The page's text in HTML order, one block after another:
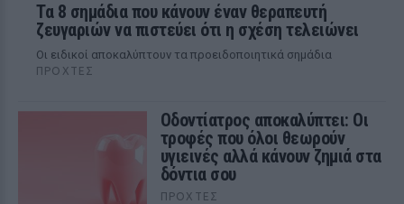
Τα 8 σημάδια που κάνουν έναν θεραπευτή
ζευγαριών να πιστεύει ότι η σχέση τελειώνει
Οι ειδικοί αποκαλύπτουν τα προειδοποιητικά σημάδια
ΠΡΟΧΤΈΣ
Οδοντίατρος αποκαλύπτει: Οι
τροφές που όλοι θεωρούν
υγιεινές αλλά κάνουν ζημιά στα
δόντια σου
ΠΡΟΧΤΈΣ